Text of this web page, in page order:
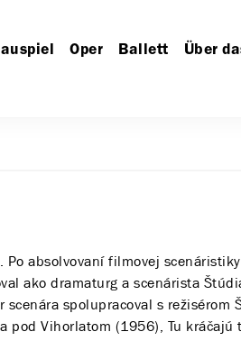
Oper Ballett Über
Po absolvovaní filmovej
ako dramaturg a scenárista
scenára spolupracoval s režisérom
pod Vihorlatom (1956), Tu kráčajú